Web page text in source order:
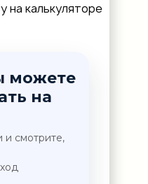
можете
на
и смотрите,
на калькуляторе